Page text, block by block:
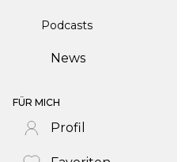
Podcasts
News
FÜR MICH
Profil